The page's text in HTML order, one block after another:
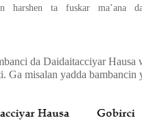
harshen ta fuskar ma’ana
da Daidaitacciyar Hausa
Ga misalan yadda bambancin